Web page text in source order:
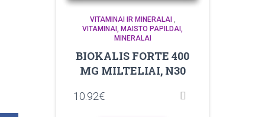
VITAMINAI IR MINERALAI ,
VITAMINAI, MAISTO PAPILDAI,
MINERALAI
BIOKALIS FORTE 400
MG MILTELIAI, N30
10.92€